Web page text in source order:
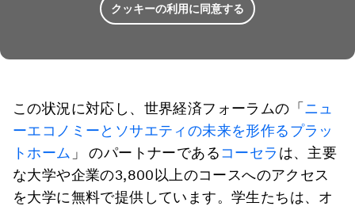
クッキーの利用に同意する
この状況に対応し、世界経済フォーラムの「 ニュ
ーエコノミーとソサエティの未来を形作るプラッ
トホーム 」 のパートナーであるコーセラ は、主要
な大学や企業の3,800以上のコースへのアクセス
を大学に無料で提供しています。学生たちは、オ